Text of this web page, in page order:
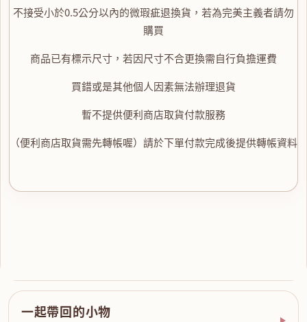
不接受小於0.5公分以內的微瑕疵退換貨，若為完美主義者請勿
購買
商品已有標示尺寸，若因尺寸不合更換需自行負擔運費
買錯或是其他個人因素無法辦理退貨
暫不提供便利商店取貨付款服務
（便利商店取貨需先轉帳喔）請於下單付款完成後提供轉帳資料
一起帶回的小物